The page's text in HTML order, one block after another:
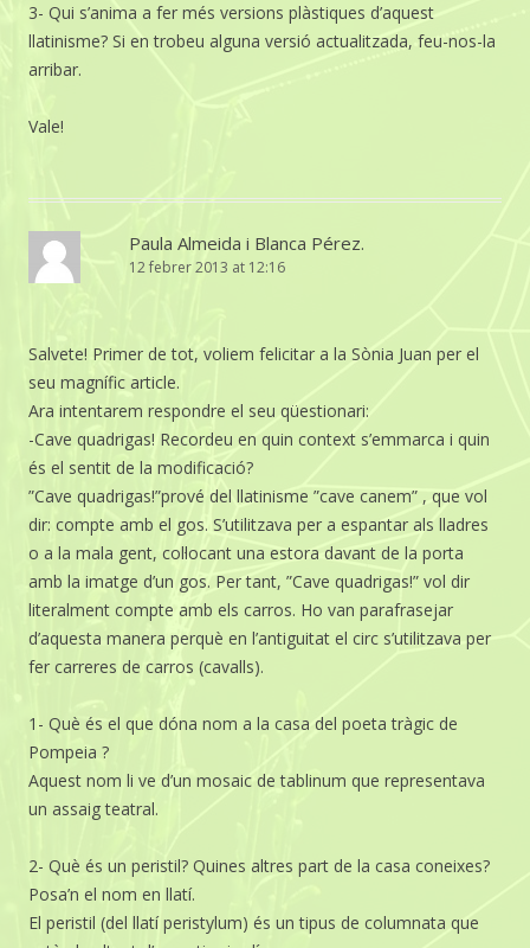
3- Qui s’anima a fer més versions plàstiques d’aquest
llatinisme? Si en trobeu alguna versió actualitzada, feu-nos-la
arribar.
Vale!
Paula Almeida i Blanca Pérez.
12 febrer 2013 at 12:16
Salvete! Primer de tot, voliem felicitar a la Sònia Juan per el
seu magnífic article.
Ara intentarem respondre el seu qüestionari:
-Cave quadrigas! Recordeu en quin context s’emmarca i quin
és el sentit de la modificació?
”Cave quadrigas!”prové del llatinisme ”cave canem” , que vol
dir: compte amb el gos. S’utilitzava per a espantar als lladres
o a la mala gent, col·locant una estora davant de la porta
amb la imatge d’un gos. Per tant, ”Cave quadrigas!” vol dir
literalment compte amb els carros. Ho van parafrasejar
d’aquesta manera perquè en l’antiguitat el circ s’utilitzava per
fer carreres de carros (cavalls).
1- Què és el que dóna nom a la casa del poeta tràgic de
Pompeia ?
Aquest nom li ve d’un mosaic de tablinum que representava
un assaig teatral.
2- Què és un peristil? Quines altres part de la casa coneixes?
Posa’n el nom en llatí.
El peristil (del llatí peristylum) és un tipus de columnata que